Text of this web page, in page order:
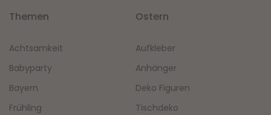
Themen
Achtsamkeit
Babyparty
Bayern
Frühling
Ostern
Aufkleber
Anhänger
Deko Figuren
Tischdeko